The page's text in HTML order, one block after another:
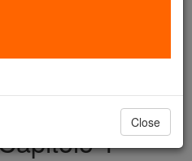
to protect this mission.
donate. If everyone gave
, we could rebuild stronger
TODAY >
1
Close